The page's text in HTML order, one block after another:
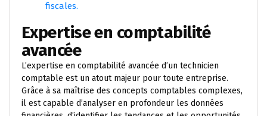
fiscales.
Expertise en comptabilité
avancée
L’expertise en comptabilité avancée d’un technicien
comptable est un atout majeur pour toute entreprise.
Grâce à sa maîtrise des concepts comptables complexes,
il est capable d’analyser en profondeur les données